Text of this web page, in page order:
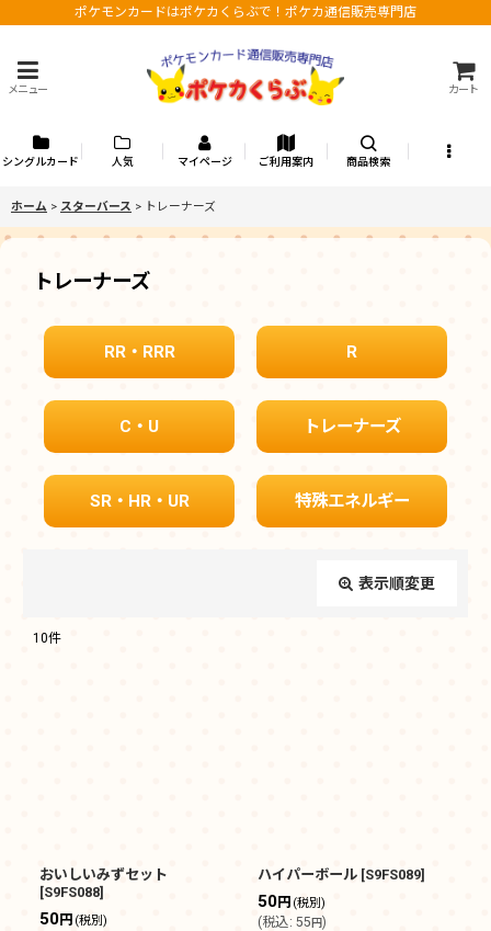
ポケモンカードはポケカくらぶで！ポケカ通信販売専門店
メニュー カート
シングルカード 人気 マイページ ご利用案内 商品検索
ホーム > スターバース > トレーナーズ
トレーナーズ
RR・RRR R
C・U トレーナーズ
SR・HR・UR 特殊エネルギー
表示順変更
10件
おいしいみずセット
[S9FS088]
50円 (税別)
ハイパーボール [S9FS089]
50円 (税別)
(税込: 55円)